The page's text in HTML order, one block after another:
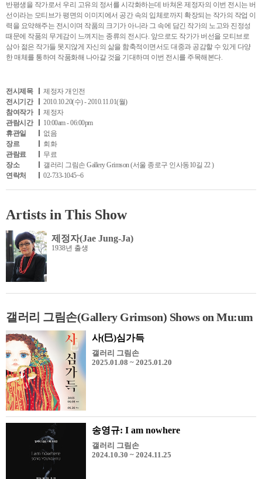
반평생을 작가로서 우리 고유의 정서를 시각화하는데 바쳐온 제정자의 이번 전시는 버
선이라는 모티브가 평면의 이미지에서 공간 속의 입체로까지 확장되는 작가의 작업 이
력을 요약해주는 전시이며 작품의 크기가 아니라 그 속에 담긴 작가의 노고와 진정성
때문에 작품의 무게감이 느껴지는 종류의 전시다. 앞으로도 작가가 버선을 모티브로
삼아 젊은 작가들 못지않게 자신의 삶을 함축적이면서도 대중과 공감할 수 있게 다양
한 매체를 통하여 작품화해 나아갈 것을 기대하며 이번 전시를 주목해본다.
전시제목
제정자 개인전
전시기간
2010.10.20(수) - 2010.11.01(월)
참여작가
제정자
관람시간
10:00am - 06:00pm
휴관일
없음
장르
회화
관람료
무료
장소
갤러리 그림손 Gallery Grimson (서울 종로구 인사동10길 22 )
연락처
02-733-1045~6
Artists in This Show
제정자(Jae Jung-Ja)
1938년 출생
갤러리 그림손(Gallery Grimson) Shows on Mu:um
사(巳)심가득
갤러리 그림손
2025.01.08 ~ 2025.01.20
송영규: I am nowhere
갤러리 그림손
2024.10.30 ~ 2024.11.25